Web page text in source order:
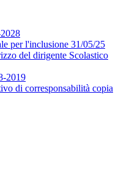
per l'inclusione 31/05/25
del dirigente Scolastico
2019
di corresponsabilità copia